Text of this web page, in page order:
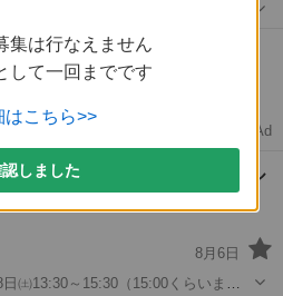
してもゴロゴロスリスリです 特徴的
の隣で足を伸
猫 ワクチン
整理👘】着物をまとめて査定
！最大限買取します
Ad
れ メス 8月8日㈯ウィズマル
ター立川分院様での譲渡会…
8月6日
集は行なえません
して一回までです
はこちら>>
しました